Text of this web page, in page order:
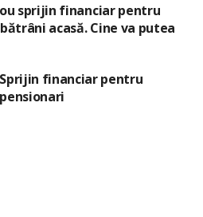
sprijin financiar pentru
acasă. Cine va putea
Sprijin financiar pentru
pensionari